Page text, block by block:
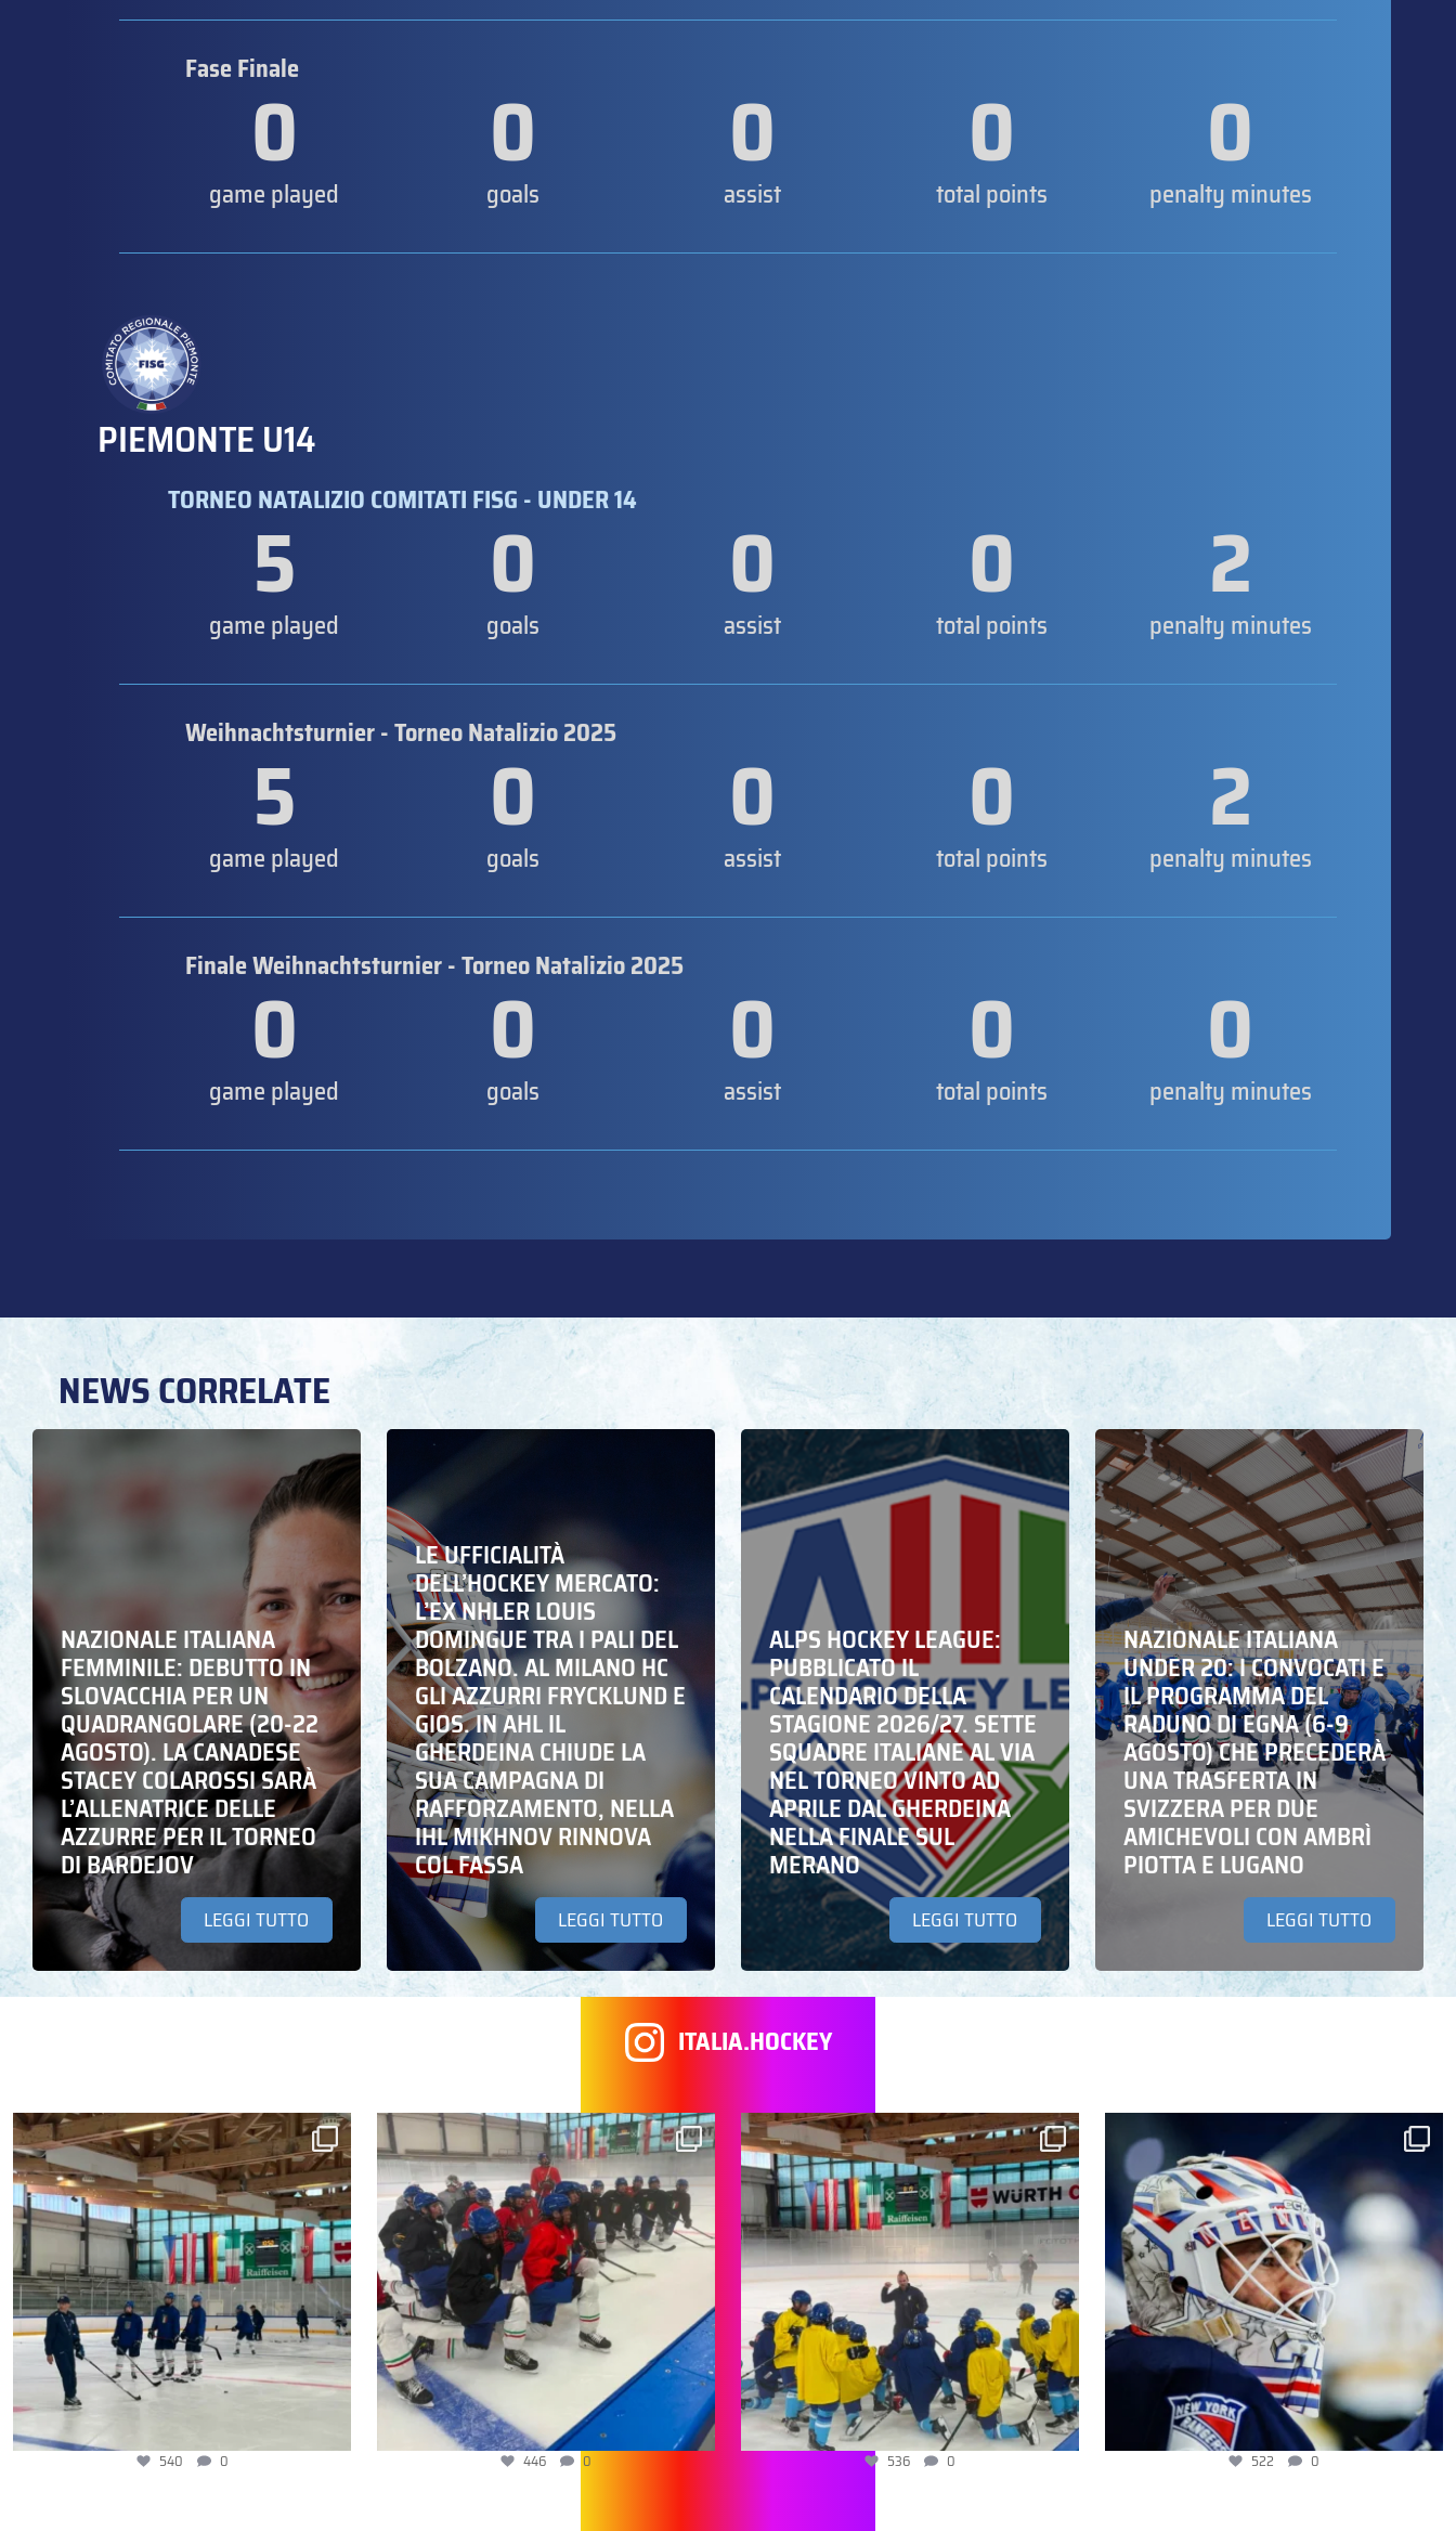
Fase Finale
0
game played 0
goals 0
assist 0
total points 0
penalty minutes
PIEMONTE U14
TORNEO NATALIZIO COMITATI FISG - UNDER 14
5
game played 0
goals 0
assist 0
total points 2
penalty minutes
Weihnachtsturnier - Torneo Natalizio 2025
5
game played 0
goals 0
assist 0
total points 2
penalty minutes
Finale Weihnachtsturnier - Torneo Natalizio 2025
0
game played 0
goals 0
assist 0
total points 0
penalty minutes
NEWS CORRELATE
NAZIONALE ITALIANA
FEMMINILE: DEBUTTO IN
SLOVACCHIA PER UN
QUADRANGOLARE (20-22
AGOSTO). LA CANADESE
STACEY COLAROSSI SARÀ
L’ALLENATRICE DELLE
AZZURRE PER IL TORNEO
DI BARDEJOV
LEGGI TUTTO
LE UFFICIALITÀ
DELL’HOCKEY MERCATO:
L’EX NHLER LOUIS
DOMINGUE TRA I PALI DEL
BOLZANO. AL MILANO HC
GLI AZZURRI FRYCKLUND E
GIOS. IN AHL IL
GHERDEINA CHIUDE LA
SUA CAMPAGNA DI
RAFFORZAMENTO, NELLA
IHL MIKHNOV RINNOVA
COL FASSA
LEGGI TUTTO
ALPS HOCKEY LEAGUE:
PUBBLICATO IL
CALENDARIO DELLA
STAGIONE 2026/27. SETTE
SQUADRE ITALIANE AL VIA
NEL TORNEO VINTO AD
APRILE DAL GHERDEINA
NELLA FINALE SUL
MERANO
LEGGI TUTTO
NAZIONALE ITALIANA
UNDER 20: I CONVOCATI E
IL PROGRAMMA DEL
RADUNO DI EGNA (6-9
AGOSTO) CHE PRECEDERÀ
UNA TRASFERTA IN
SVIZZERA PER DUE
AMICHEVOLI CON AMBRÌ
PIOTTA E LUGANO
LEGGI TUTTO
ITALIA.HOCKEY
540 0 446 0 536 0 522 0